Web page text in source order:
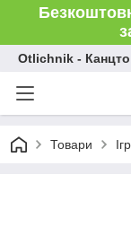
Otlichnik -
Товари